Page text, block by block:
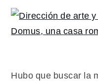
Hubo que buscar la